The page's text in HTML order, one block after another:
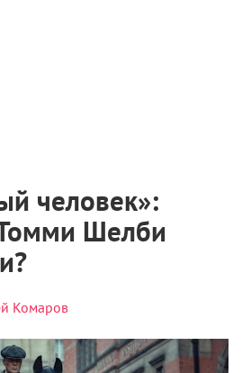
человек»:
Шелби
Комаров